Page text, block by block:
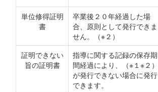
単位修得証明
書
卒業後２０年経過した場
合、原則として発行できま
せん。（※２）
証明できない
旨の証明書
指導に関する記録の保存期
間経過により、（※１※２）
が発行できない場合に発行
できます。